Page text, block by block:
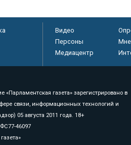
Видео
Персоны
Медиацентр
«Парламентская газета» зарегистрировано в
связи, информационных технологий и
05 августа 2011 года. 18+
46097